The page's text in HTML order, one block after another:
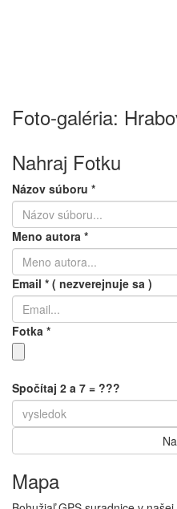
Foto-galéria:
Nahraj Fotku
Názov súboru *
Meno autora *
Email * ( nezverejnuje sa )
Fotka *
Spočítaj 2 a 7 = ???
Mapa